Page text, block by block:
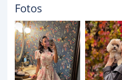
Fotos